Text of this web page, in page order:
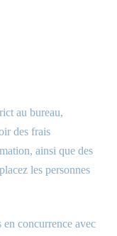
au bureau,
des frais
ainsi que des
les personnes
en concurrence avec